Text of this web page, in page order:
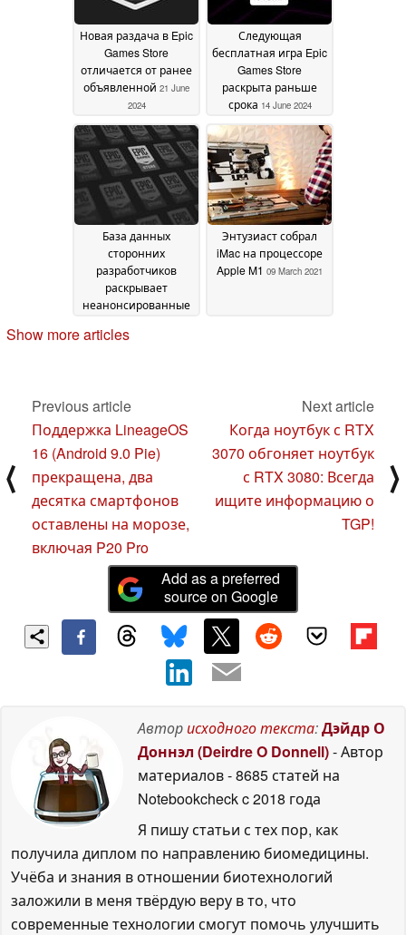
Новая раздача в Epic
Games Store
отличается от ранее
объявленной 21 June
2024
Следующая
бесплатная игра Epic
Games Store
раскрыта раньше
срока 14 June 2024
База данных
сторонних
разработчиков
раскрывает
неанонсированные
появятся в Epic
Энтузиаст собрал
iMac на процессоре
Apple M1 09 March 2021
Show more articles
⟨
Previous article
Поддержка LineageOS
16 (Android 9.0 Pie)
прекращена, два
десятка смартфонов
оставлены на морозе,
включая P20 Pro
Next article
Когда ноутбук с RTX
3070 обгоняет ноутбук
с RTX 3080: Всегда
ищите информацию о
TGP!
⟩
Add as a preferred
source on Google
Авторисходного текста:Дэйдр О
Доннэл (Deirdre O Donnell)- Автор
материалов- 8685 статей на
Notebookcheckc 2018 года
Я пишу статьи с тех пор, как
получила диплом по направлению биомедицины.
Учёба и знания в отношении биотехнологий
заложили в меня твёрдую веру в то, что
современные технологии смогут помочь улучшить